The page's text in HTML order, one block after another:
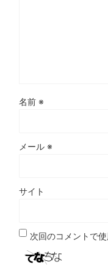
名前 ※
メール ※
サイト
次回のコメントで